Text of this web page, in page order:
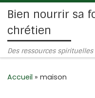
Passer au contenu
Bien nourrir sa
chrétien
Des ressources spirituelles
Accueil » maison